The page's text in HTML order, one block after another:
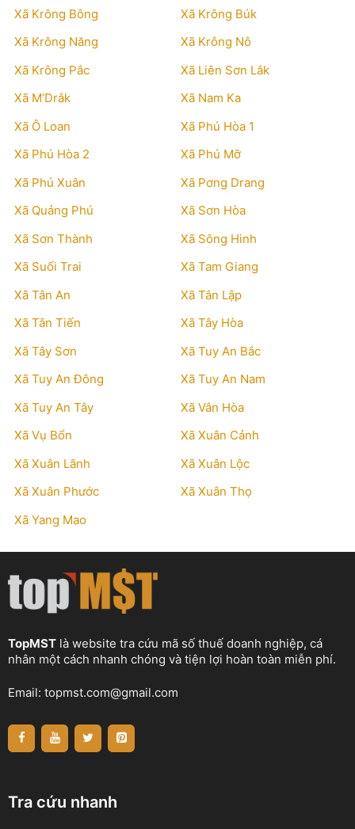
Xã Krông Bông
Xã Krông Búk
Xã Krông Năng
Xã Krông Nô
Xã Krông Pắc
Xã Liên Sơn Lắk
Xã M’Drắk
Xã Nam Ka
Xã Ô Loan
Xã Phú Hòa 1
Xã Phú Hòa 2
Xã Phú Mỡ
Xã Phú Xuân
Xã Pơng Drang
Xã Quảng Phú
Xã Sơn Hòa
Xã Sơn Thành
Xã Sông Hinh
Xã Suối Trai
Xã Tam Giang
Xã Tân An
Xã Tân Lập
Xã Tân Tiến
Xã Tây Hòa
Xã Tây Sơn
Xã Tuy An Bắc
Xã Tuy An Đông
Xã Tuy An Nam
Xã Tuy An Tây
Xã Vân Hòa
Xã Vụ Bổn
Xã Xuân Cảnh
Xã Xuân Lãnh
Xã Xuân Lộc
Xã Xuân Phước
Xã Xuân Thọ
Xã Yang Mao
TopMST là website tra cứu mã số thuế doanh nghiệp, cá
nhân một cách nhanh chóng và tiện lợi hoàn toàn miễn phí.
Email: topmst.com@gmail.com
Tra cứu nhanh